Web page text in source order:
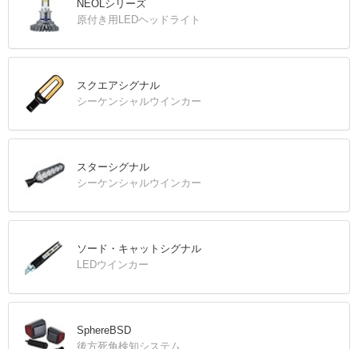
NEOLシリーズ
原付き用LEDヘッドライト
スクエアシグナル
シーケンシャルウインカー
スターシグナル
シーケンシャルウインカー
ソード・キャットシグナル
LEDウインカー
SphereBSD
後方死角検知システム